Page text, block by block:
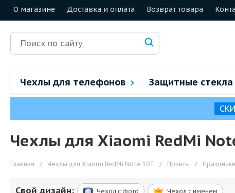
О магазине Доставка и оплата Возврат товара
Чехлы для телефонов Защитные стекла
Чехлы для Xiaomi RedMi
Главная / Чехлы для Xiaomi RedMi Note 10T / Принты / Праздники
Свой дизайн: Чехол c фото Чехол c именем